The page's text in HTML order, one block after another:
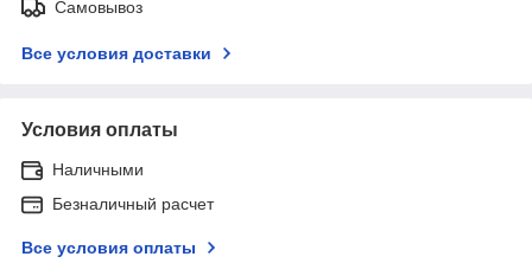
Самовывоз
Все условия доставки
Условия оплаты
Наличными
Безналичный расчет
Все условия оплаты